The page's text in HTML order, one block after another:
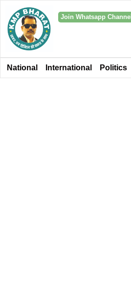
Join Whatsapp Channel
National International Politics